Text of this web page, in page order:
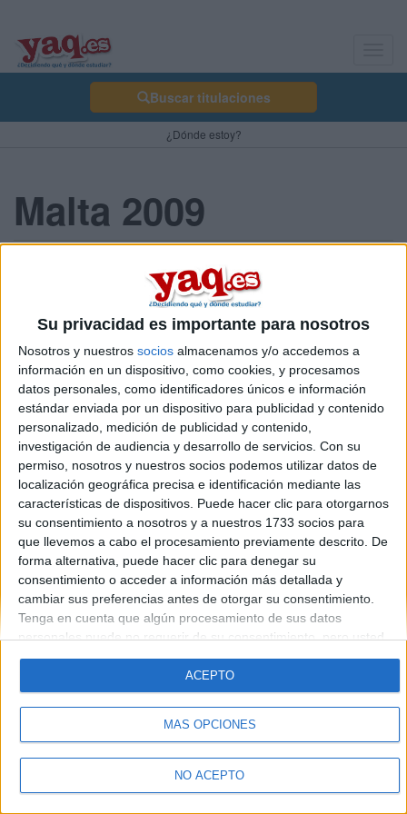
Su privacidad es importante para nosotros
Nosotros y nuestros socios almacenamos y/o accedemos a
información en un dispositivo, como cookies, y procesamos
datos personales, como identificadores únicos e información
estándar enviada por un dispositivo para publicidad y contenido
personalizado, medición de publicidad y contenido,
investigación de audiencia y desarrollo de servicios. Con su
permiso, nosotros y nuestros socios podemos utilizar datos de
localización geográfica precisa e identificación mediante las
características de dispositivos. Puede hacer clic para otorgarnos
su consentimiento a nosotros y a nuestros 1733 socios para
que llevemos a cabo el procesamiento previamente descrito. De
forma alternativa, puede hacer clic para denegar su
consentimiento o acceder a información más detallada y
cambiar sus preferencias antes de otorgar su consentimiento.
Tenga en cuenta que algún procesamiento de sus datos
personales puede no requerir de su consentimiento, pero usted
tiene el derecho de rechazar tal procesamiento. Sus
preferencias se aplicarán solo a este sitio web. Puede cambiar
sus preferencias o retirar su consentimiento en cualquier
momento volviendo a este sitio y haciendo clic en el botón
"Privacidad" en la parte inferior de la página web.
MÁS OPCIONES
NO ACEPTO
ACEPTO
Buscar titulaciones
¿Dónde estoy?
Malta 2009
Holaaaaa a todos!! estoy buscando compañera para irme MALTA
sobre el 13 de septiembre con la beca mec... quiene ste
interesado q me avise.... saludos!!
Blog de morena.19
Quiénes somos Contactar
Anúnciate
Aviso legal
Politica de privacidad |Condiciones generales | Política
de cookies
© 2003-2026Compás Mediterráneo S.L.- Diego de León 47 - 28006
Madrid [ESPAÑA] - Tel. +34 91 593 2767